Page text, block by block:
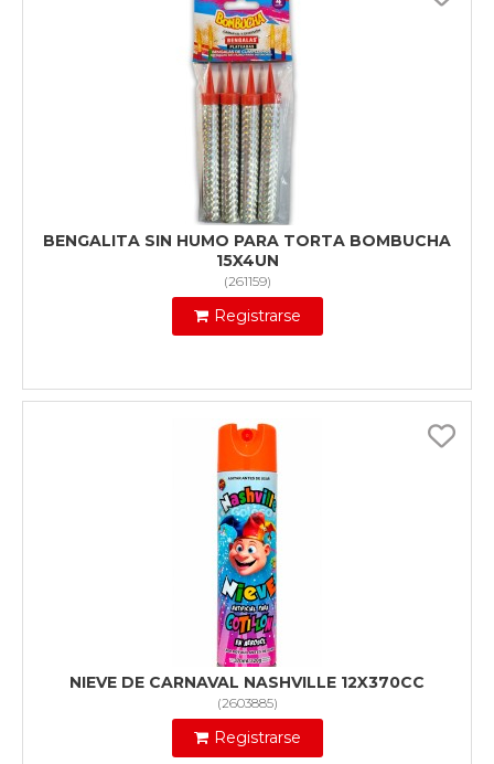
BENGALITA SIN HUMO PARA TORTA BOMBUCHA
15X4UN
(261159)
Registrarse
NIEVE DE CARNAVAL NASHVILLE 12X370CC
(2603885)
Registrarse